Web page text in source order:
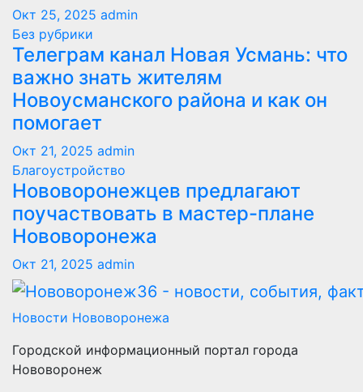
Окт 25, 2025 admin
Без рубрики
Телеграм канал Новая Усмань: что
важно знать жителям
Новоусманского района и как он
помогает
Окт 21, 2025 admin
Благоустройство
Нововоронежцев предлагают
поучаствовать в мастер-плане
Нововоронежа
Окт 21, 2025 admin
Новости Нововоронежа
Городской информационный портал города
Нововоронеж